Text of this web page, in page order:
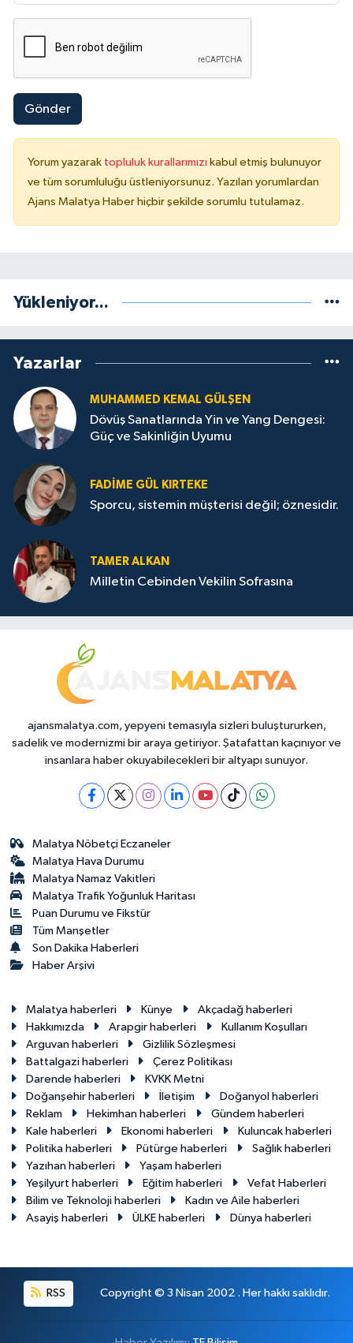
Gönder
Yorum yazarak topluluk kurallarımızı kabul etmiş bulunuyor
ve tüm sorumluluğu üstleniyorsunuz. Yazılan yorumlardan
Ajans Malatya Haber hiçbir şekilde sorumlu tutulamaz.
Yükleniyor...
Yazarlar
MUHAMMED KEMAL GÜLŞEN
Dövüş Sanatlarında Yin ve Yang Dengesi:
Güç ve Sakinliğin Uyumu
FADIME GÜL KIRTEKE
Sporcu, sistemin müşterisi değil; öznesidir.
TAMER ALKAN
Milletin Cebinden Vekilin Sofrasına
ajansmalatya.com, yepyeni temasıyla sizleri buluştururken,
sadelik ve modernizmi bir araya getiriyor. Şatafattan kaçınıyor ve
insanlara haber okuyabilecekleri bir altyapı sunuyor.
Malatya Nöbetçi Eczaneler
Malatya Hava Durumu
Malatya Namaz Vakitleri
Malatya Trafik Yoğunluk Haritası
Puan Durumu ve Fikstür
Tüm Manşetler
Son Dakika Haberleri
Haber Arşivi
Malatya haberleri Künye
Akçadağ haberleri
Hakkımızda
Arapgir haberleri
Kullanım Koşulları
Arguvan haberleri
Gizlilik Sözleşmesi
Battalgazi haberleri
Çerez Politikası
Darende haberleri
KVKK Metni
Doğanşehir haberleri
İletişim
Doğanyol haberleri
Reklam
Hekimhan haberleri
Gündem haberleri
Kale haberleri
Ekonomi haberleri
Kuluncak haberleri
Politika haberleri
Pütürge haberleri
Sağlık haberleri
Yazıhan haberleri
Yaşam haberleri
Yeşilyurt haberleri
Eğitim haberleri
Vefat Haberleri
Bilim ve Teknoloji haberleri
Kadın ve Aile haberleri
Asayiş haberleri
ÜLKE haberleri Dünya haberleri
RSS Copyright © 3 Nisan 2002 . Her hakkı saklıdır.